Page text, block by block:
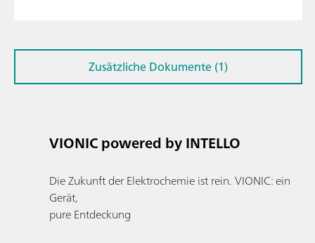
VIONIC powered by INTELLO
Die Zukunft der Elektrochemie ist rein. VIONIC: ein
Gerät,
pure Entdeckung
Zusätzliche Dokumente (1)